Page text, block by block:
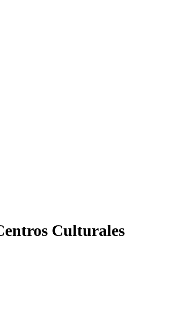
Culturales